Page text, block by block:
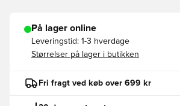
På lager online
Leveringstid: 1-3 hverdage
Størrelser på lager i butikken
Fri fragt ved køb over 699 kr